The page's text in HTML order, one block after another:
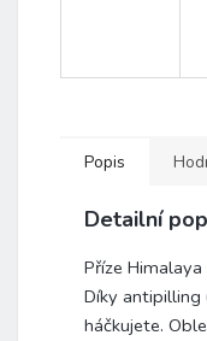
Popis
Detailní
Příze
Díky
háčkujete.